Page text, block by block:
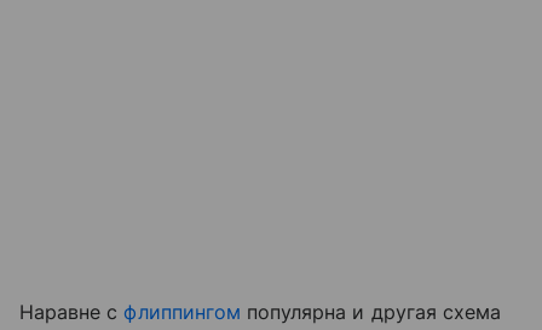
Наравне сфлиппингом популярна и другая схема